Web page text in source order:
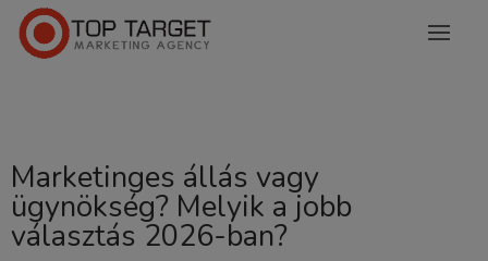
Marketinges állás vagy
ügynökség? Melyik a jobb
választás 2026-ban?